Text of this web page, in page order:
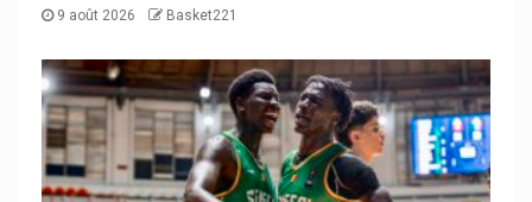
9 août 2026 Basket221